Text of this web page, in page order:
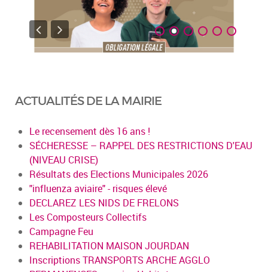
ACTUALITÉS DE LA MAIRIE
Le recensement dès 16 ans !
SÉCHERESSE – RAPPEL DES RESTRICTIONS D'EAU
(NIVEAU CRISE)
Résultats des Elections Municipales 2026
"influenza aviaire" - risques élevé
DECLAREZ LES NIDS DE FRELONS
Les Composteurs Collectifs
Campagne Feu
REHABILITATION MAISON JOURDAN
Inscriptions TRANSPORTS ARCHE AGGLO